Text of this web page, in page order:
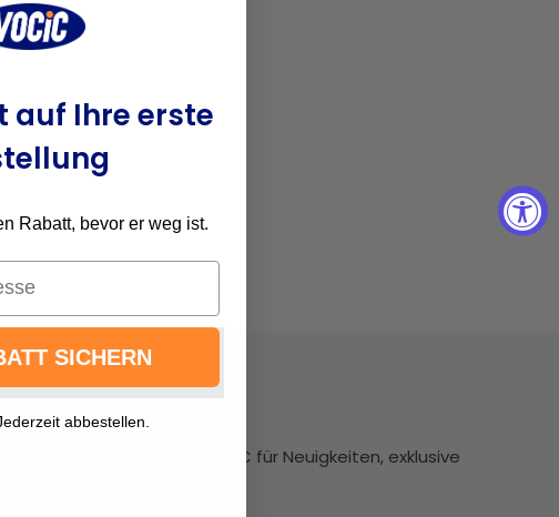
In Kontakt bleiben
Abonnieren Sie VOCIC für Neuigkeiten, exklusive
auf Ihre erste
Rabatt, bevor er weg ist.
SICHERN
abbestellen.